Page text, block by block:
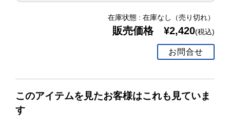
在庫状態 : 在庫なし（売り切れ）
販売価格 ¥2,420(税込)
お問合せ
このアイテムを見たお客様はこれも見ていま
す